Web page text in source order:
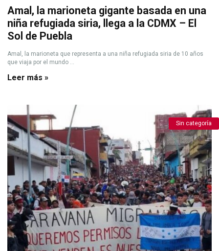
Amal, la marioneta gigante basada en una
niña refugiada siria, llega a la CDMX – El
Sol de Puebla
Amal, la marioneta que representa a una niña refugiada siria de 10 años
que viaja por el mundo ...
Leer más »
Sin categoría